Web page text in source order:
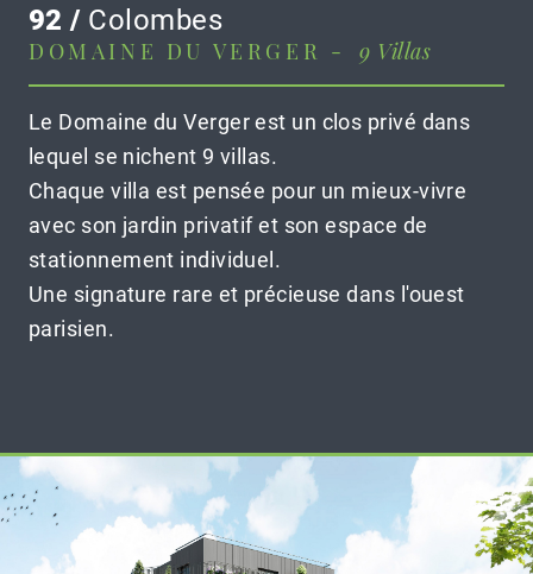
92 / Colombes
DOMAINE DU VERGER - 9 Villas
Le Domaine du Verger est un clos privé dans
lequel se nichent 9 villas.
Chaque villa est pensée pour un mieux-vivre
avec son jardin privatif et son espace de
stationnement individuel.
Une signature rare et précieuse dans l'ouest
parisien.